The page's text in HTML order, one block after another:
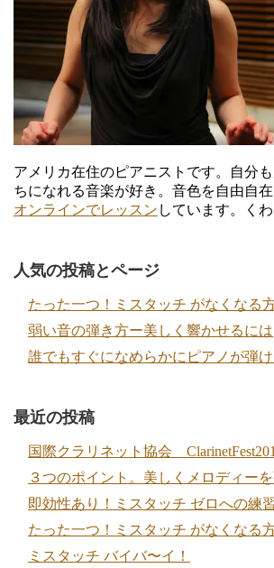
アメリカ在住のピアニストです。自分
ちになれる音楽が好き。音色を自由自在
オンラインでレッスン しています。く
人気の投稿とページ
たった一つ！ミスタッチ がなくなる
弱い音の弾き方ー美しく響かせるには
誰でもすぐになめらかにピアノが弾
最近の投稿
国際クラリネット協会
３つのポイント。美しくメロディー
即効性あり！ミスタッチ ゼロへの練
たった一つ！ミスタッチ がなくなる
ミスタッチ バイバ〜イ！